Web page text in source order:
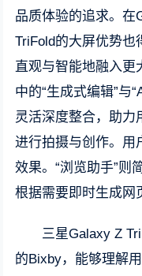
品质体验的追求。在
TriFold的大屏优势也
直观与智能地融入更
中的“生成式编辑”与
灵活深度整合，助力
进行拍摄与创作。用
效果。“浏览助手”则
根据需要即时生成网
三星Galaxy Z
的Bixby，能够理解